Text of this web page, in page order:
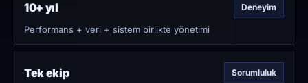
10+ yıl Deneyim
Performans + veri + sistem birlikte yönetimi
Tek ekip Sorumluluk